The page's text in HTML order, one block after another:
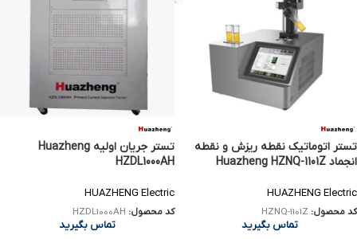
تستر اتوماتیک نقطه ریزش و نقطه
انجماد Huazheng HZNQ-1101Z
HUAZHENG Electric
کد محصول: HZNQ-1101Z
تماس بگیرید
تستر جریان اولیه Huazheng
HZDL1000AH
HUAZHENG Electric
کد محصول: HZDL1000AH
تماس بگیرید